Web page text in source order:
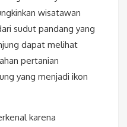
wisatawan
sudut pandang yang
dapat melihat
pertanian
yang menjadi ikon
karena